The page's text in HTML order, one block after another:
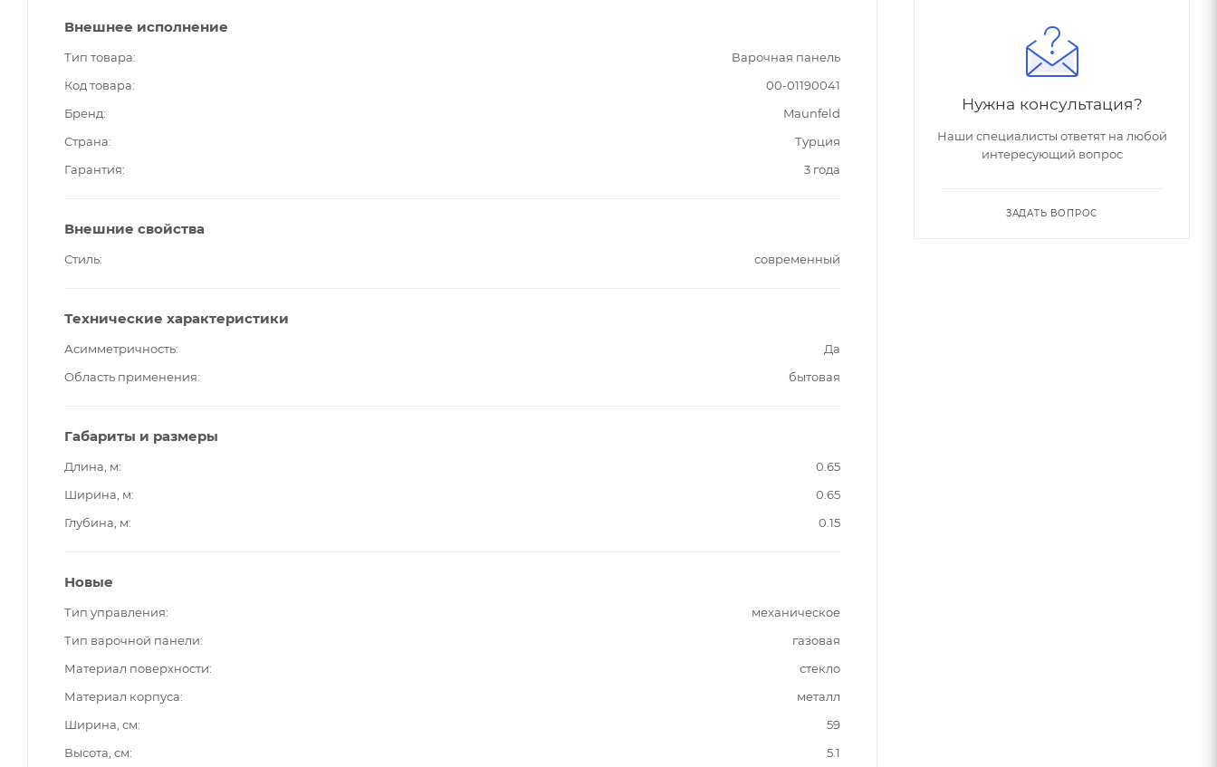
Внешнее исполнение
Тип товара
Варочная панель
Код товара
00-01190041
Бренд
Maunfeld
Страна
Турция
Гарантия
3 года
Внешние свойства
Стиль современный
Технические характеристики
Асимметричность
Да
Область применения
бытовая
Габариты и размеры
Длина, м
0.65
Ширина, м
0.65
Глубина, м
0.15
Новые
Тип управления
механическое
Тип варочной панели
газовая
Материал поверхности
стекло
Материал корпуса
металл
Ширина, см
59
Высота, см
5.1
Нужна консультация?
Наши специалисты ответят на любой
интересующий вопрос
ЗАДАТЬ ВОПРОС